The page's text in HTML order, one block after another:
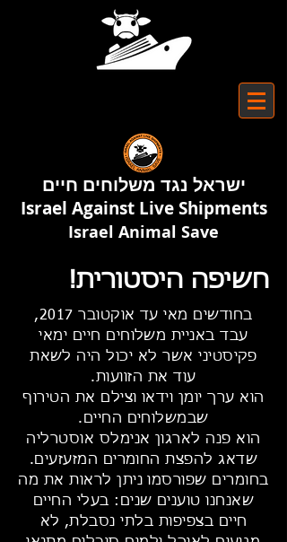
ישראל נגד משלוחים חיים
Israel Against Live Shipments
Israel Animal Save
חשיפה היסטורית!
בחודשים מאי עד אוקטובר 2017,
עבד באניית משלוחים חיים ימאי
פקיסטיני אשר לא יכול היה לשאת
עוד את הזוועות.
הוא ערך יומן וידאו וצילם את הטירוף
שבמשלוחים החיים.
הוא פנה לארגון אנימלס אוסטרליה
שדאג להפצת החומרים המזעזעים.
בחומרים שפורסמו ניתן לראות את מה
שאנחנו טוענים שנים: בעלי החיים
חיים בצפיפות בלתי נסבלת, לא